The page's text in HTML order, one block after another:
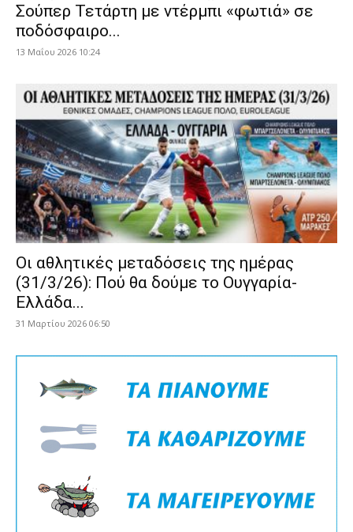
Σούπερ Τετάρτη με ντέρμπι «φωτιά» σε
ποδόσφαιρο...
13 Μαΐου 2026 10:24
Οι αθλητικές μεταδόσεις της ημέρας
(31/3/26): Πού θα δούμε το Ουγγαρία-
Ελλάδα...
31 Μαρτίου 2026 06:50